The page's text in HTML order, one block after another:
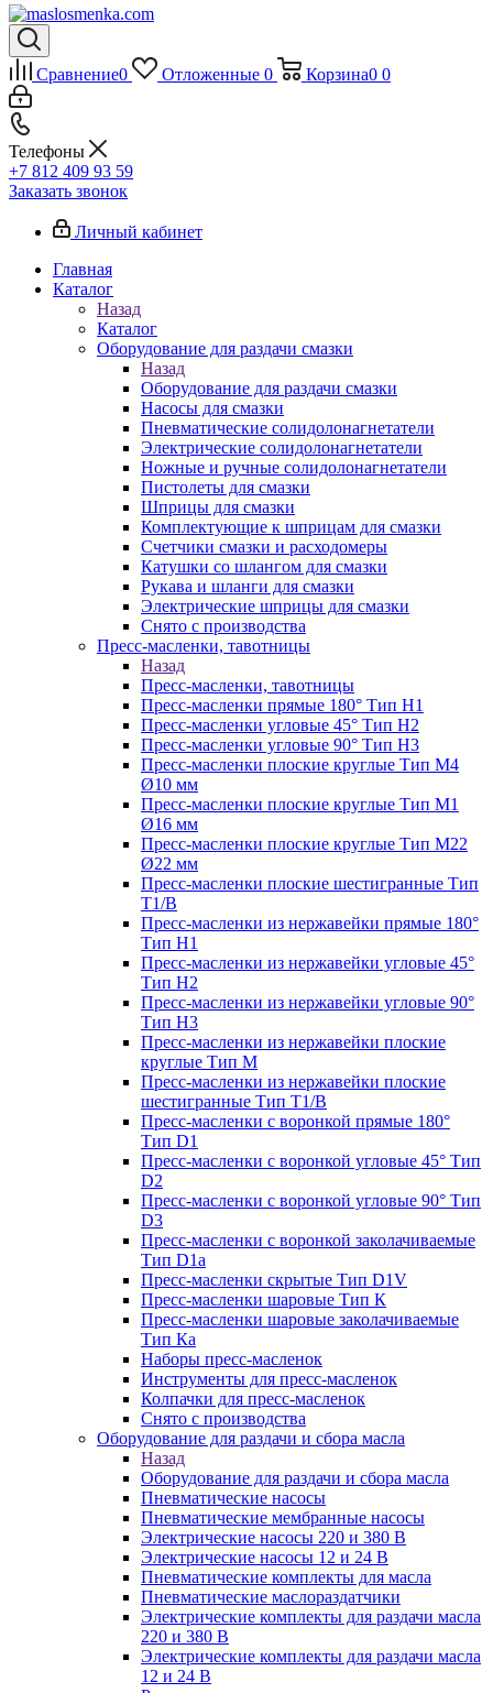
Сравнение0 Отложенные 0 Корзина0 0
Телефоны
+7 812 409 93 59
Заказать звонок
Личный кабинет
Главная
Каталог
Назад
Каталог
Оборудование для раздачи смазки
Назад
Оборудование для раздачи смазки
Насосы для смазки
Пневматические солидолонагнетатели
Электрические солидолонагнетатели
Ножные и ручные солидолонагнетатели
Пистолеты для смазки
Шприцы для смазки
Комплектующие к шприцам для смазки
Счетчики смазки и расходомеры
Катушки со шлангом для смазки
Рукава и шланги для смазки
Электрические шприцы для смазки
Снято с производства
Пресс-масленки, тавотницы
Назад
Пресс-масленки, тавотницы
Пресс-масленки прямые 180° Тип H1
Пресс-масленки угловые 45° Тип H2
Пресс-масленки угловые 90° Тип H3
Пресс-масленки плоские круглые Тип M4
Ø10 мм
Пресс-масленки плоские круглые Тип M1
Ø16 мм
Пресс-масленки плоские круглые Тип M22
Ø22 мм
Пресс-масленки плоские шестигранные Тип
T1/B
Пресс-масленки из нержавейки прямые 180°
Тип H1
Пресс-масленки из нержавейки угловые 45°
Тип H2
Пресс-масленки из нержавейки угловые 90°
Тип H3
Пресс-масленки из нержавейки плоские
круглые Тип M
Пресс-масленки из нержавейки плоские
шестигранные Тип T1/B
Пресс-масленки с воронкой прямые 180°
Тип D1
Пресс-масленки с воронкой угловые 45° Тип
D2
Пресс-масленки с воронкой угловые 90° Тип
D3
Пресс-масленки с воронкой заколачиваемые
Тип D1a
Пресс-масленки скрытые Тип D1V
Пресс-масленки шаровые Тип К
Пресс-масленки шаровые заколачиваемые
Тип Кa
Наборы пресс-масленок
Инструменты для пресс-масленок
Колпачки для пресс-масленок
Снято с производства
Оборудование для раздачи и сбора масла
Назад
Оборудование для раздачи и сбора масла
Пневматические насосы
Пневматические мембранные насосы
Электрические насосы 220 и 380 В
Электрические насосы 12 и 24 В
Пневматические комплекты для масла
Пневматические маслораздатчики
Электрические комплекты для раздачи масла
220 и 380 В
Электрические комплекты для раздачи масла
12 и 24 В